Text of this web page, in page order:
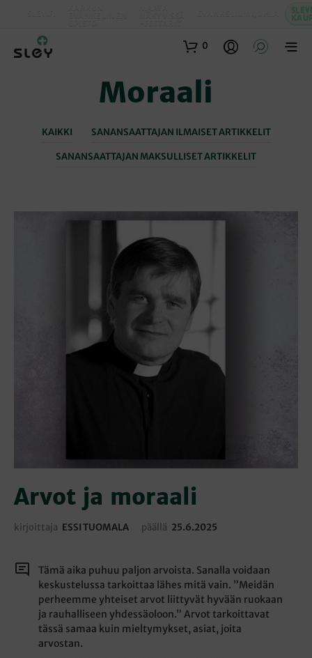
0
Moraali
KAIKKI SANANSAATTAJAN ILMAISET ARTIKKELIT
SANANSAATTAJAN MAKSULLISET ARTIKKELIT
Arvot ja moraali
kirjoittaja ESSI TUOMALA päällä 25.6.2025
Tämä aika puhuu paljon arvoista. Sanalla voidaan
keskustelussa tarkoittaa lähes mitä vain. ”Meidän
perheemme yhteiset arvot liittyvät hyvään ruokaan
ja rauhalliseen yhdessäoloon.” Arvot tarkoittavat
tässä samaa kuin mieltymykset, asiat, joita
arvostan.